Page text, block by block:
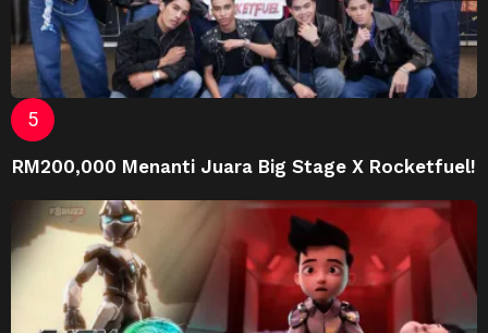
RM200,000 Menanti Juara Big Stage X Rocketfuel!